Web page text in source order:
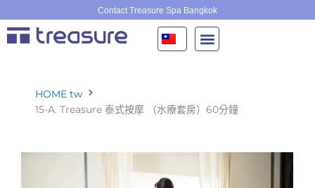
至
主
Contact Treasure Spa Bangkok
HOME tw
15-A. Treasure 泰式按摩 （水療套房）60分鐘